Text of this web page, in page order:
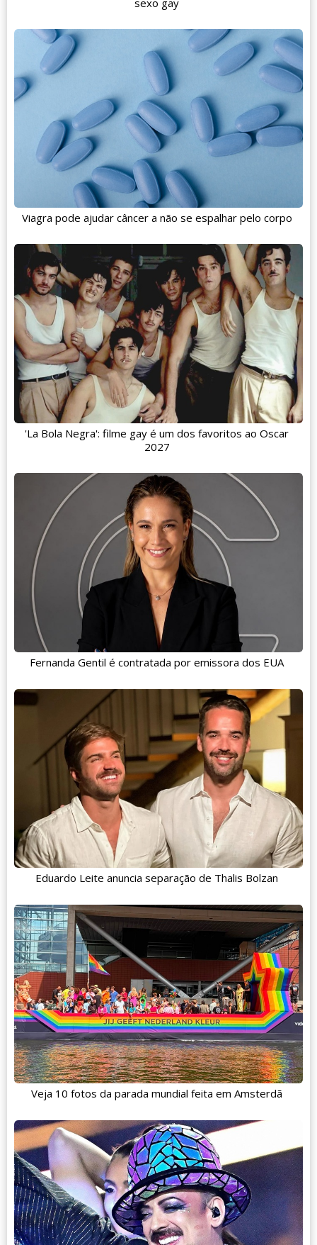
Viagra pode ajudar câncer a não se espalhar pelo corpo
'La Bola Negra': filme gay é um dos favoritos ao Oscar
2027
Fernanda Gentil é contratada por emissora dos EUA
Eduardo Leite anuncia separação de Thalis Bolzan
Veja 10 fotos da parada mundial feita em Amsterdã